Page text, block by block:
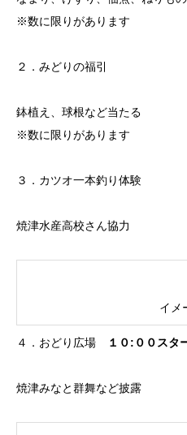
※数に限りがあります
２．みどりの福引
鉢植え、球根など当たる
※数に限りがあります
３．カツオ一本釣り体験
焼津水産高校さん協力
イメ
４．おどり広場 １０:００スタ
焼津みなと群舞など披露